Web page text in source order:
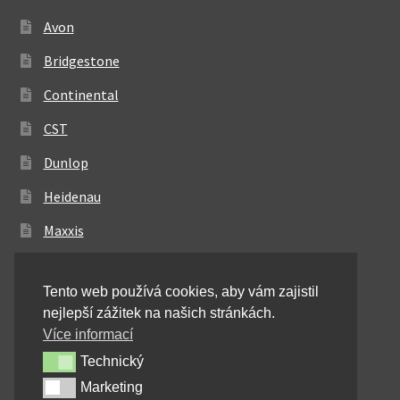
Avon
Bridgestone
Continental
CST
Dunlop
Heidenau
Maxxis
Michelin
Mitas
Pirelli
Tento web používá cookies, aby vám zajistil
nejlepší zážitek na našich stránkách.
Více informací
TechnickýTechnický
MarketingMarketing